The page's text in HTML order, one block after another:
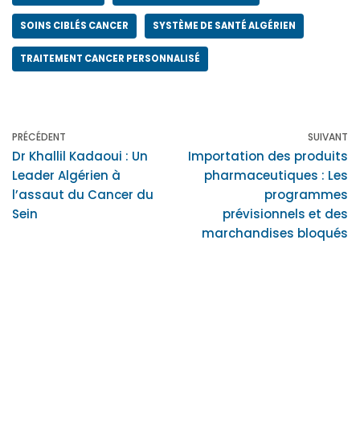
SOINS CIBLÉS CANCER SYSTÈME DE SANTÉ ALGÉRIEN
TRAITEMENT CANCER PERSONNALISÉ
PRÉCÉDENT
Dr Khallil Kadaoui : Un
Leader Algérien à
l’assaut du Cancer du
Sein
SUIVANT
Importation des produits
pharmaceutiques : Les
programmes
prévisionnels et des
marchandises bloqués